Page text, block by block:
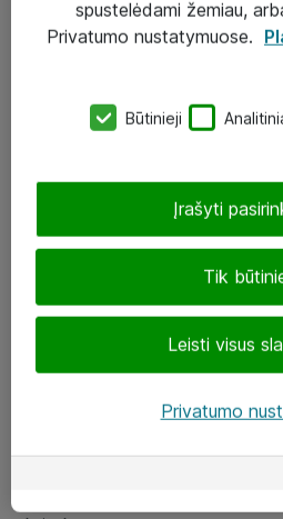
eShop@atea.lt
LinkedIn
spustelėdami žemiau,
Privatumo nustatymuose.
Būtinieji
Tik
Leisti visus
Įrašyti
Privatumo